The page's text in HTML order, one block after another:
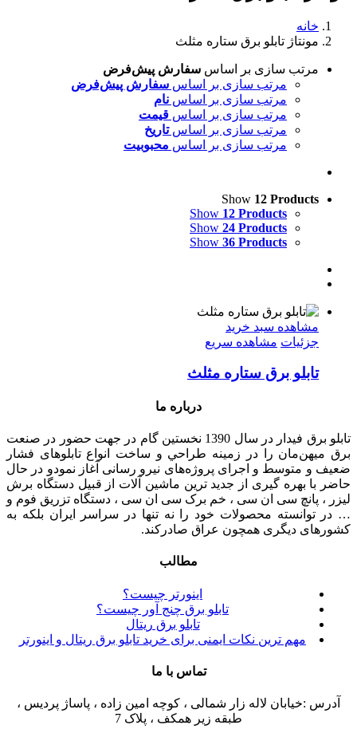
خانه
مونتاژ تابلو برق ستاره مثلث
مرتب سازی بر اساس سفارش پیش‌فرض
مرتب سازی بر اساس سفارش پیش‌فرض
مرتب سازی بر اساس نام
مرتب سازی بر اساس قیمت
مرتب سازی بر اساستاریخ
مرتب سازی بر اساس محبوبیت
Show 12 Products
Show 12 Products
Show 24 Products
Show 36 Products
مشاهده سبد خرید
جزئیات مشاهده سریع
تابلو برق ستاره مثلث
درباره ما
تابلو برق فیدار در سال 1390 نخستین گام در جهت حضور در صنعت
برق میهن‌مان را در زمينه طراحي و ساخت انواع تابلوهای فشار
ضعيف و متوسط و اجرای پروژه‌های نيرو رسانی آغاز نمودو در حال
حاضر با بهره گیری از جدید ترین ماشین آلات از قبیل دستگاه برش
لیزر ، پانچ سی ان سی ، خم برک سی ان سی ، دستگاه تزریق فوم و
… در توانسته محصولات خود را نه تنها در سراسر ایران بلکه به
کشورهای دیگری همچون عراق صادرکند.
مطالب
اینورتر چیست؟
تابلو برق چنج آور چیست؟
تابلو برق ریتال
مهم ترین نکات ایمنی برای خرید تابلو برق ریتال و اینورتر
تماس با ما
آدرس :خیابان لاله زار شمالی ، کوچه امین زاده ، پاساژ پردیس ،
طبقه زیر همکف ، پلاک 7